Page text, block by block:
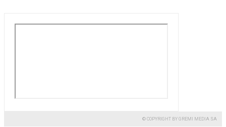
© COPYRIGHT BY GREMI MEDIA SA